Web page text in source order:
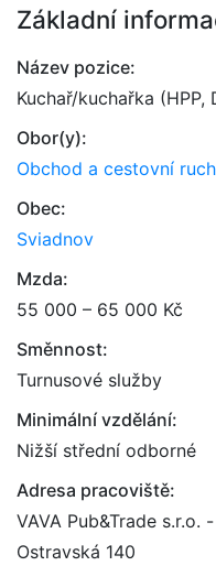
Základní
Název pozice:
Kuchař/kuchařka (HPP,
Obor(y):
Obchod a cestovní ruch
Obec:
Sviadnov
Mzda:
55 000 – 65 000 Kč
Směnnost:
Turnusové služby
Minimální vzdělání:
Nižší střední odborné
Adresa pracoviště:
VAVA Pub&Trade
Ostravská 140